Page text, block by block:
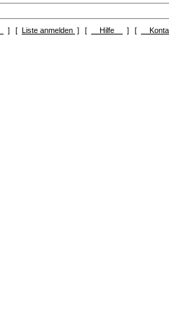
] [ Liste anmelden ] [ Hilfe ] [